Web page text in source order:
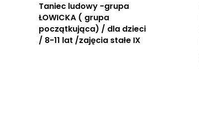
Taniec ludowy -grupa
ŁOWICKA ( grupa
początkująca) / dla dzieci
/ 8-11 lat /zajęcia stałe IX